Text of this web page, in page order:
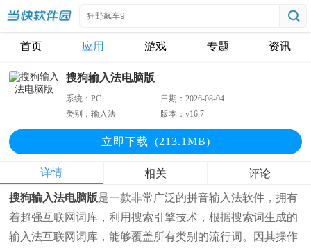
首页 应用 游戏 专题 资讯
搜狗输入法电脑版
系统：PC 日期：2026-08-04
类别：输入法 版本：v16.7
立即下载 (213.1MB)
详情 相关 评论
搜狗输入法电脑版是一款非常广泛的拼音输入法软件，拥有
着超强互联网词库，利用搜索引擎技术，根据搜索词生成的
输入法互联网词库，能够覆盖所有类别的流行词。因其操作